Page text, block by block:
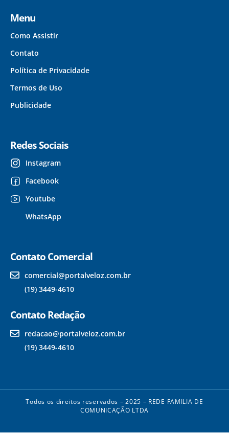
Menu
Como Assistir
Contato
Política de Privacidade
Termos de Uso
Publicidade
Redes Sociais
Instagram
Facebook
Youtube
WhatsApp
Contato Comercial
comercial@portalveloz.com.br
(19) 3449-4610
Contato Redação
redacao@portalveloz.com.br
(19) 3449-4610
Todos os direitos reservados – 2025 – REDE FAMILIA DE
COMUNICAÇÃO LTDA